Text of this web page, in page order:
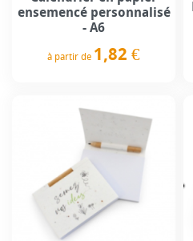
ensemencé personnalisé
- A6
à partir de 1,82 €